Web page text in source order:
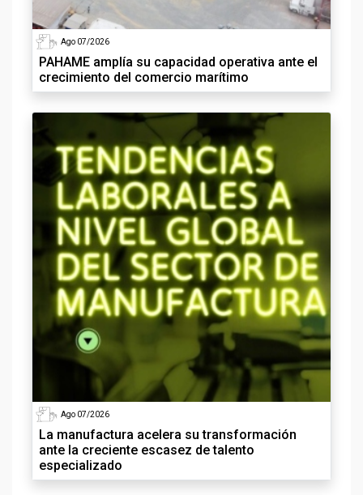
Ago 07/2026
PAHAME amplía su capacidad operativa ante el
crecimiento del comercio marítimo
Ago 07/2026
La manufactura acelera su transformación
ante la creciente escasez de talento
especializado